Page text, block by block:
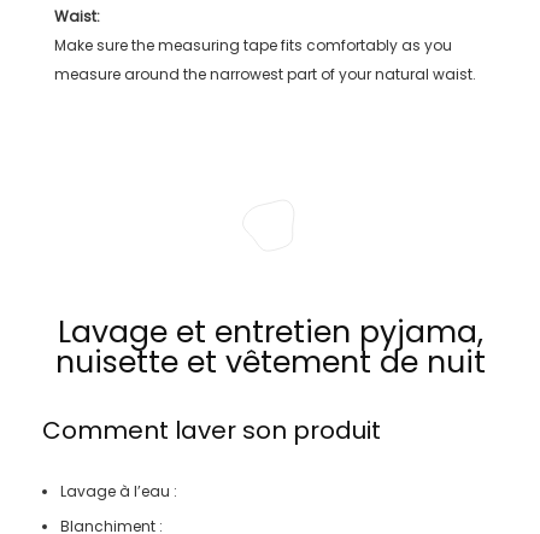
Waist:
Make sure the measuring tape fits comfortably as you
measure around the narrowest part of your natural waist.
Lavage et entretien pyjama,
nuisette et vêtement de nuit
Comment laver son produit
Lavage à l’eau :
Blanchiment :